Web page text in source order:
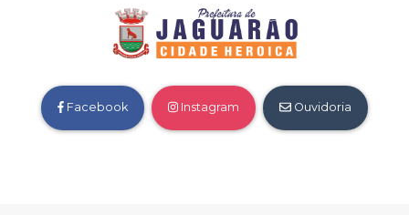
Facebook Instagram Ouvidoria